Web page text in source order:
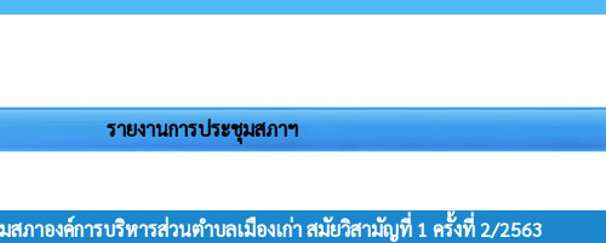
รายงานการประชุมสภาฯ
สภาองค์การบริหารส่วนตำบลเมืองเก่า สมัยวิสามัญที่ 1 ครั้งที่ 2/2563